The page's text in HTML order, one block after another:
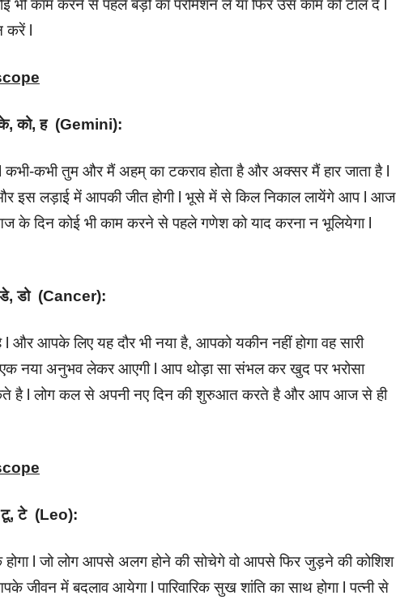
भी काम करने से पहले बड़ो का परमिशन ले या फिर उस काम को टाल दे l
करें l
को, ह (Gemini):
कभी तुम और मैं अहम् का टकराव होता है और अक्सर मैं हार जाता है l
इस लड़ाई में आपकी जीत होगी l भूसे में से किल निकाल लायेंगे आप l आज
के दिन कोई भी काम करने से पहले गणेश को याद करना न भूलियेगा l
डे, डो (Cancer):
l और आपके लिए यह दौर भी नया है, आपको यकीन नहीं होगा वह सारी
नया अनुभव लेकर आएगी l आप थोड़ा सा संभल कर खुद पर भरोसा
है l लोग कल से अपनी नए दिन की शुरुआत करते है और आप आज से ही
टू, टे (Leo):
l जो लोग आपसे अलग होने की सोचेगे वो आपसे फिर जुड़ने की कोशिश
जीवन में बदलाव आयेगा l पारिवारिक सुख शांति का साथ होगा l पत्नी से